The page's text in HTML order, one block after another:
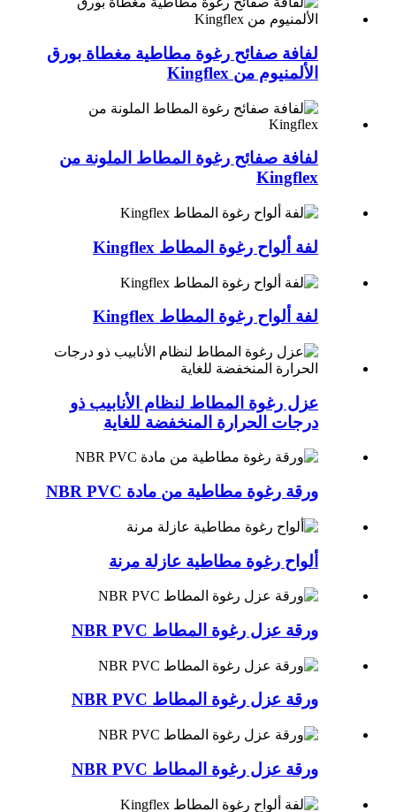
لفافة صفائح رغوة مطاطية مغطاة بورق
الألمنيوم من Kingflex
لفافة صفائح رغوة المطاط الملونة من
Kingflex
لفة ألواح رغوة المطاط Kingflex
لفة ألواح رغوة المطاط Kingflex
عزل رغوة المطاط لنظام الأنابيب ذو
درجات الحرارة المنخفضة للغاية
ورقة رغوة مطاطية من مادة NBR PVC
ألواح رغوة مطاطية عازلة مرنة
ورقة عزل رغوة المطاط NBR PVC
ورقة عزل رغوة المطاط NBR PVC
ورقة عزل رغوة المطاط NBR PVC